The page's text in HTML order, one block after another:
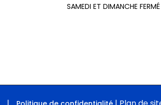
SAMEDI ET DIMANCHE FERMÉ